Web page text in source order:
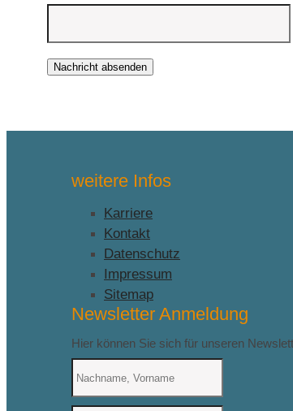
Nachricht absenden
weitere Infos
Karriere
Kontakt
Datenschutz
Impressum
Sitemap
Newsletter Anmeldung
Hier können Sie sich für unseren